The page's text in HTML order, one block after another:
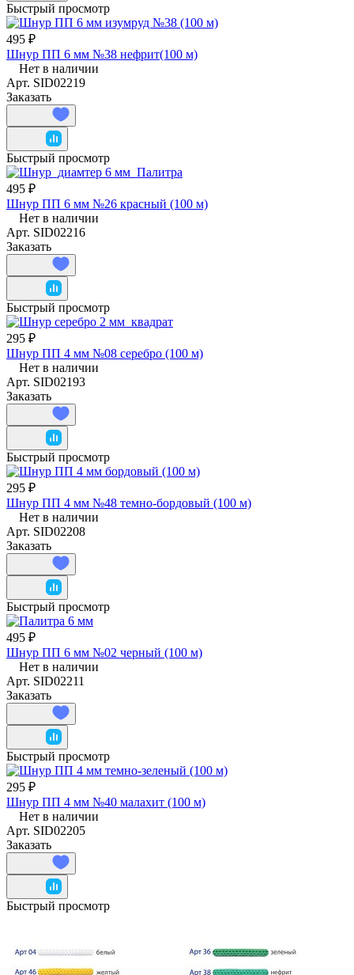
Быстрый просмотр
495 ₽
Шнур ПП 6 мм №38 нефрит(100 м)
Нет в наличии
Арт. SID02219
Заказать
Быстрый просмотр
495 ₽
Шнур ПП 6 мм №26 красный (100 м)
Нет в наличии
Арт. SID02216
Заказать
Быстрый просмотр
295 ₽
Шнур ПП 4 мм №08 серебро (100 м)
Нет в наличии
Арт. SID02193
Заказать
Быстрый просмотр
295 ₽
Шнур ПП 4 мм №48 темно-бордовый (100 м)
Нет в наличии
Арт. SID02208
Заказать
Быстрый просмотр
495 ₽
Шнур ПП 6 мм №02 черный (100 м)
Нет в наличии
Арт. SID02211
Заказать
Быстрый просмотр
295 ₽
Шнур ПП 4 мм №40 малахит (100 м)
Нет в наличии
Арт. SID02205
Заказать
Быстрый просмотр